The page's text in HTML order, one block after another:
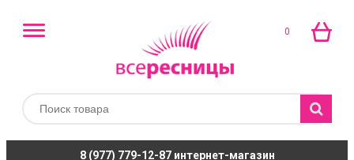
0
8 (977) 779-12-87интернет-магазин